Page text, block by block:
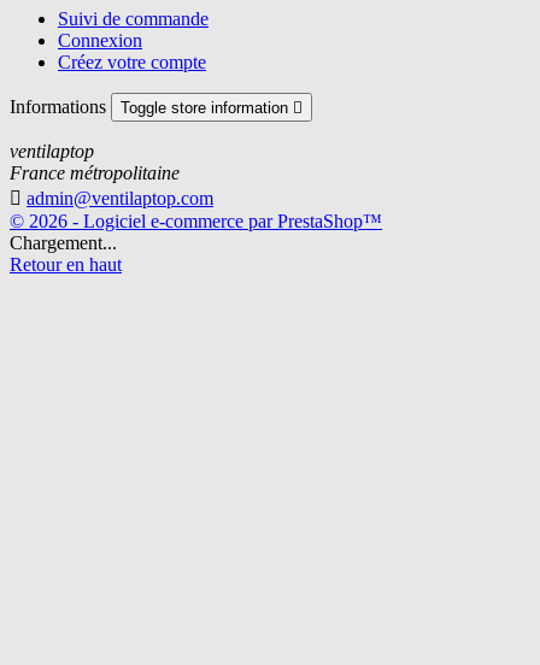
Suivi de commande
Connexion
Créez votre compte
Informations Toggle store information 
ventilaptop
France métropolitaine
 admin@ventilaptop.com
© 2026 - Logiciel e-commerce par PrestaShop™
Chargement...
Retour en haut